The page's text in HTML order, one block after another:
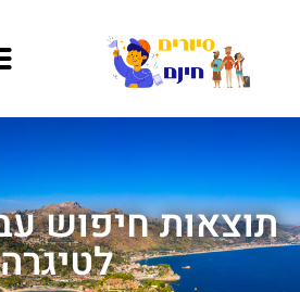
תוצאות חיפוש
לטיגרה